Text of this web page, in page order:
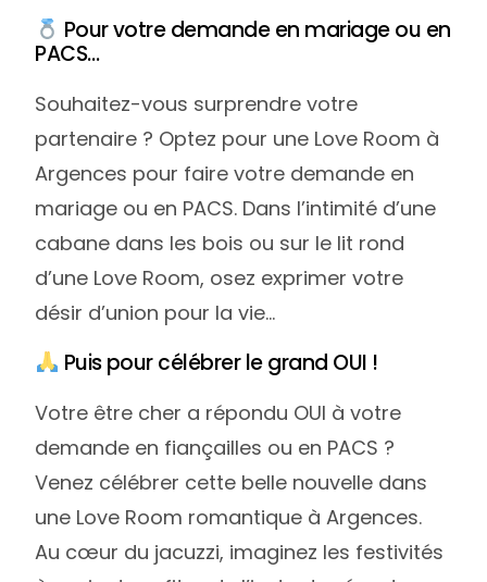
Pour votre demande en mariage ou en
PACS…
Souhaitez-vous surprendre votre
partenaire ? Optez pour une Love Room à
Argences pour faire votre demande en
mariage ou en PACS. Dans l’intimité d’une
cabane dans les bois ou sur le lit rond
d’une Love Room, osez exprimer votre
désir d’union pour la vie…
Puis pour célébrer le grand OUI !
Votre être cher a répondu OUI à votre
demande en fiançailles ou en PACS ?
Venez célébrer cette belle nouvelle dans
une Love Room romantique à Argences.
Au cœur du jacuzzi, imaginez les festivités